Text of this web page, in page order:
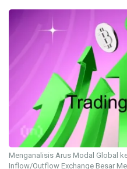
Menganalisis Arus Modal Global
Inflow/Outflow Exchange Besar